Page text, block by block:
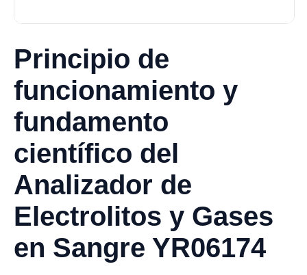
Principio de
funcionamiento y
fundamento
científico del
Analizador de
Electrolitos y Gases
en Sangre YR06174